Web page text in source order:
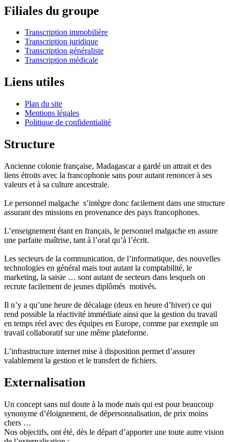
Filiales du groupe
Transcription immobilière
Transcription juridique
Transcription généraliste
Transcription médicale
Liens utiles
Plan du site
Mentions légales
Politique de confidentialité
Structure
Ancienne colonie française, Madagascar a gardé un attrait et des
liens étroits avec la francophonie sans pour autant renoncer à ses
valeurs et à sa culture ancestrale.
Le personnel malgache s’intègre donc facilement dans une structure
assurant des missions en provenance des pays francophones.
L’enseignement étant en français, le personnel malgache en assure
une parfaite maîtrise, tant à l’oral qu’à l’écrit.
Les secteurs de la communication, de l’informatique, des nouvelles
technologies en général mais tout autant la comptabilité, le
marketing, la saisie … sont autant de secteurs dans lesquels on
recrute facilement de jeunes diplômés motivés.
Il n’y a qu’une heure de décalage (deux en heure d’hiver) ce qui
rend possible la réactivité immédiate ainsi que la gestion du travail
en temps réel avec des équipes en Europe, comme par exemple un
travail collaboratif sur une même plateforme.
L’infrastructure internet mise à disposition permet d’assurer
valablement la gestion et le transfert de fichiers.
Externalisation
Un concept sans nul doute à la mode mais qui est pour beaucoup
synonyme d’éloignement, de dépersonnalisation, de prix moins
chers …
Nos objectifs, ont été, dès le départ d’apporter une toute autre vision